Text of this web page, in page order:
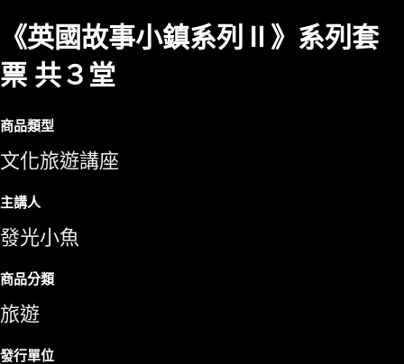
《英國故事小鎮系列Ⅱ》系列套
票 共３堂
商品類型
文化旅遊講座
主講人
發光小魚
商品分類
旅遊
發行單位